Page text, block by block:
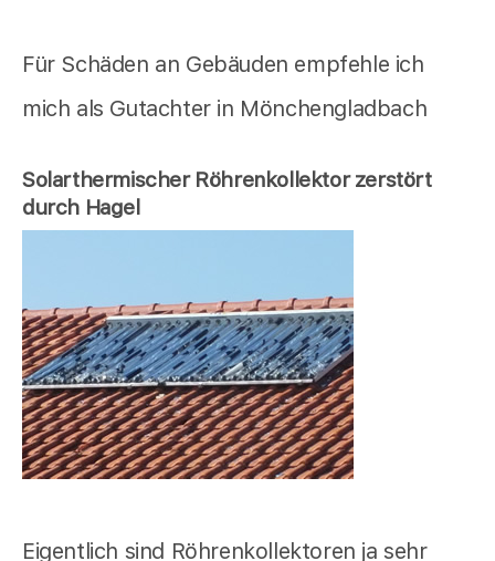
Für Schäden an Gebäuden empfehle ich
mich als Gutachter in Mönchengladbach
Solarthermischer Röhrenkollektor zerstört
durch Hagel
Eigentlich sind Röhrenkollektoren ja sehr